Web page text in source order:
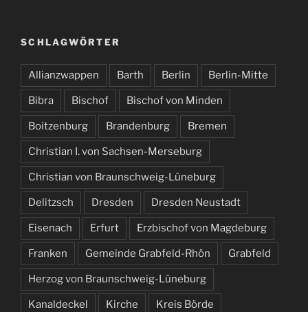
SCHLAGWÖRTER
Allianzwappen Barth Berlin Berlin-Mitte
Bibra Bischof Bischof von Minden
Boitzenburg Brandenburg Bremen
Christian I. von Sachsen-Merseburg
Christian von Braunschweig-Lüneburg
Delitzsch Dresden Dresden Neustadt
Eisenach Erfurt Erzbischof von Magdeburg
Franken Gemeinde Grabfeld-Rhön Grabfeld
Herzog von Braunschweig-Lüneburg
Kanaldeckel Kirche Kreis Börde